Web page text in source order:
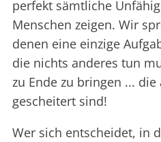
perfekt sämtliche
Menschen zeigen. Wir
denen eine einzige
die nichts anderes tun
zu Ende zu bringen ...
gescheitert sind!
Wer sich entscheidet, in